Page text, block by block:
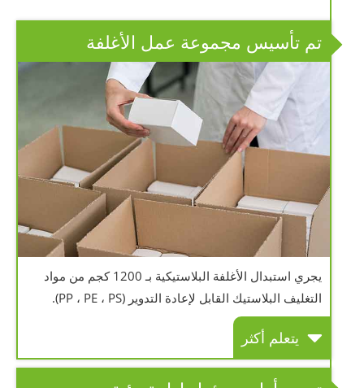
تم تأسيس مجموعة عمل الأغلفة
يجري استبدال الأغلفة البلاستيكية بـ 1200 كجم من مواد
التغليف البلاستيك القابل لإعادة التدوير (PP ، PE ، PS).
يتعلم أكثر